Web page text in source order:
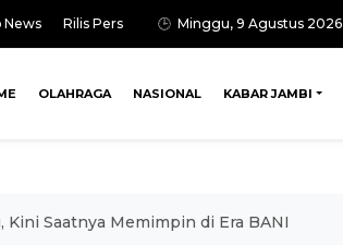
News Rilis Pers Minggu, 9 Agustus 2026
OLAHRAGA NASIONAL KABAR JAMBI
Kini Saatnya Memimpin di Era BANI